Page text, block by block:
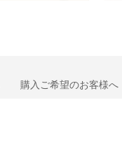
購入ご希望のお客様へ